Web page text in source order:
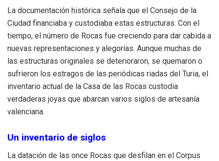
La documentación histórica señala que el Consejo de la
Ciudad financiaba y custodiaba estas estructuras. Con el
tiempo, el número de Rocas fue creciendo para dar cabida a
nuevas representaciones y alegorías. Aunque muchas de
las estructuras originales se deterioraron, se quemaron o
sufrieron los estragos de las periódicas riadas del Turia, el
inventario actual de la Casa de las Rocas custodia
verdaderas joyas que abarcan varios siglos de artesanía
valenciana.
Un inventario de siglos
La datación de las once Rocas que desfilan en el Corpus